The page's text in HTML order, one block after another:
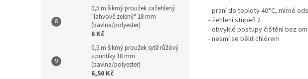
0,5 m šikmý proužek zažehlený
"lahvově zelený" 18 mm
(bavlna/polyester)
6 Kč
0,5 m šikmý proužek sytě růžový
s puntíky 18 mm
(bavlna/polyester)
6,50 Kč
- praní do teploty 40°C, mírné
- žehlení stupeň 2
- obvyklé postupy čištění bez
- nesmí se bělit chlórem